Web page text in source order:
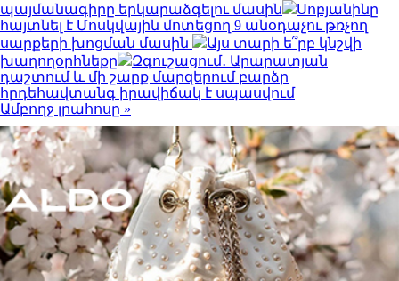
պայմանագիրը երկարաձգելու մասին
Սոբյանինը
հայտնել է Մոսկվային մոտեցող 9 անօդաչու թռչող
սարքերի խոցման մասին
Այս տարի ե՞րբ կնշվի
խաղողօրհնեքը
Զգուշացում․ Արարատյան
դաշտում և մի շարք մարզերում բարձր
հրդեհավտանգ իրավիճակ է սպասվում
Ամբողջ լրահոսը »